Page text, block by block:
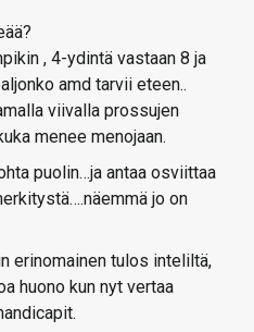
, 4-ydintä vastaan 8 ja
amd tarvii eteen..
viivalla prossujen
menee menojaan.
puolin…ja antaa osviittaa
jo on
erinomainen tulos inteliltä,
huono kun nyt vertaa